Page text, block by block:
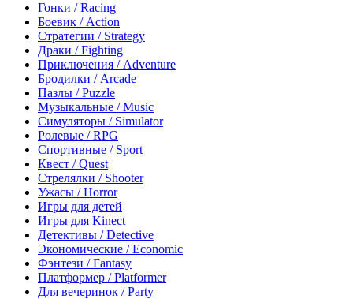
Гонки / Racing
Боевик / Action
Стратегии / Strategy
Драки / Fighting
Приключения / Adventure
Бродилки / Arcade
Пазлы / Puzzle
Музыкальные / Music
Симуляторы / Simulator
Ролевые / RPG
Спортивные / Sport
Квест / Quest
Стрелялки / Shooter
Ужасы / Horror
Игры для детей
Игры для Kinect
Детективы / Detective
Экономические / Economic
Фэнтези / Fantasy
Платформер / Platformer
Для вечеринок / Party